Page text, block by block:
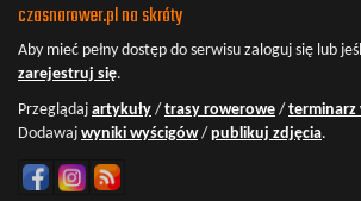
czasnarower.pl na skróty
Aby mieć pełny dostęp do serwisu zaloguj się lub
zarejestruj się.
Przeglądaj artykuły / trasy rowerowe / terminarz
Dodawaj wyniki wyścigów/ publikuj zdjęcia.